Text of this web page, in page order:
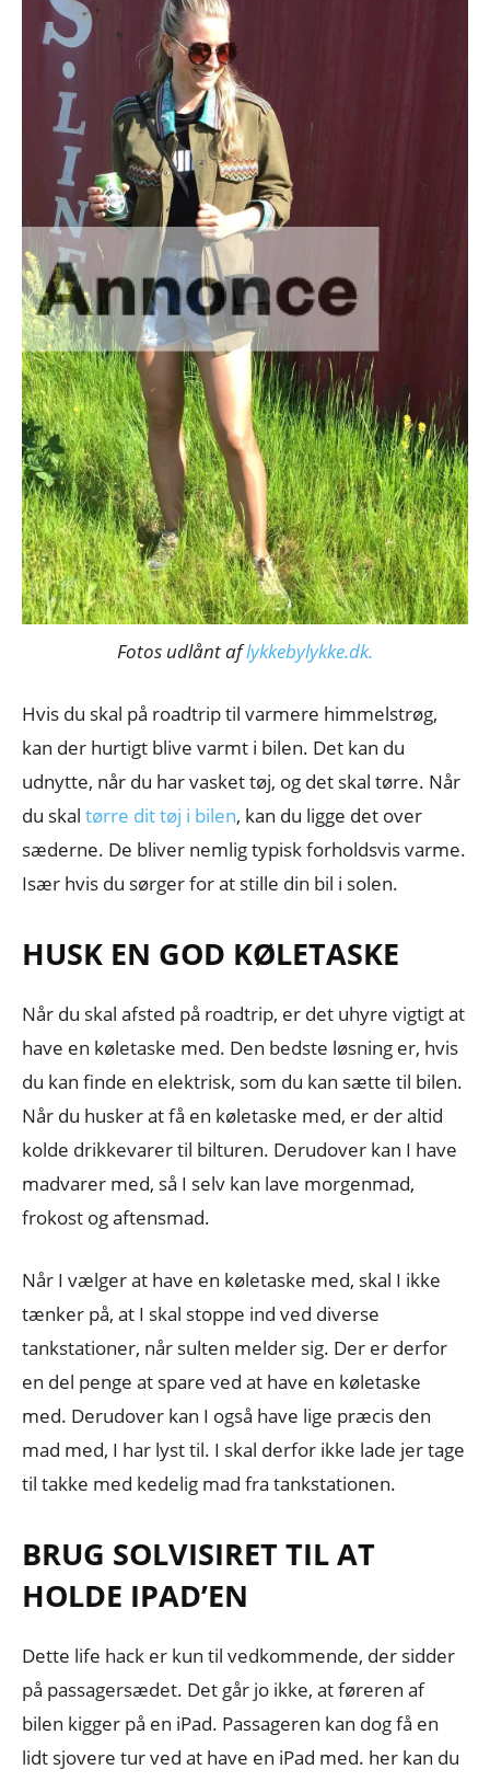
Fotos udlånt aflykkebylykke.dk.
Hvis du skal på roadtrip til varmere himmelstrøg,
kan der hurtigt blive varmt i bilen. Det kan du
udnytte, når du har vasket tøj, og det skal tørre. Når
du skal tørre dit tøj i bilen, kan du ligge det over
sæderne. De bliver nemlig typisk forholdsvis varme.
Især hvis du sørger for at stille din bil i solen.
HUSK EN GOD KØLETASKE
Når du skal afsted på roadtrip, er det uhyre vigtigt at
have en køletaske med. Den bedste løsning er, hvis
du kan finde en elektrisk, som du kan sætte til bilen.
Når du husker at få en køletaske med, er der altid
kolde drikkevarer til bilturen. Derudover kan I have
madvarer med, så I selv kan lave morgenmad,
frokost og aftensmad.
Når I vælger at have en køletaske med, skal I ikke
tænker på, at I skal stoppe ind ved diverse
tankstationer, når sulten melder sig. Der er derfor
en del penge at spare ved at have en køletaske
med. Derudover kan I også have lige præcis den
mad med, I har lyst til. I skal derfor ikke lade jer tage
til takke med kedelig mad fra tankstationen.
BRUG SOLVISIRET TIL AT
HOLDE IPAD’EN
Dette life hack er kun til vedkommende, der sidder
på passagersædet. Det går jo ikke, at føreren af
bilen kigger på en iPad. Passageren kan dog få en
lidt sjovere tur ved at have en iPad med. her kan du